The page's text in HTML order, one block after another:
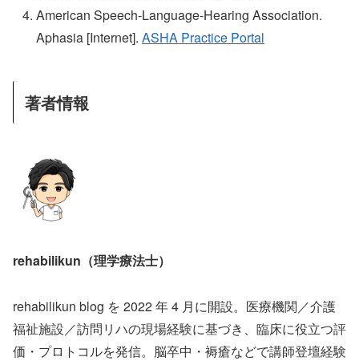
American Speech-Language-Hearing Association.
Aphasia [Internet].ASHA Practice Portal
著者情報
rehabilikun（理学療法士）
rehabilikun blog を 2022 年 4 月に開設。医療機関／介護
福祉施設／訪問リハの現場経験に基づき、臨床に役立つ評
価・プロトコルを発信。脳卒中・褥瘡などで講師登壇経験